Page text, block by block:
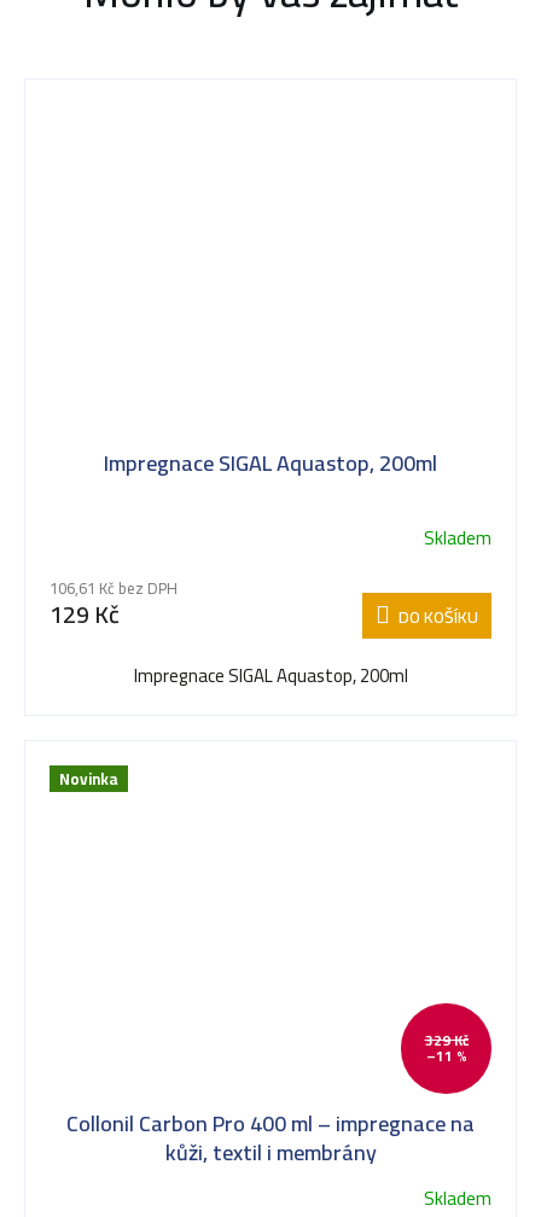
Impregnace SIGAL Aquastop, 200ml
Skladem
106,61 Kč bez DPH
129 Kč DO KOŠÍKU
Impregnace SIGAL Aquastop, 200ml
Novinka
329 Kč
–11 %
Collonil Carbon Pro 400 ml – impregnace na
kůži, textil i membrány
Skladem